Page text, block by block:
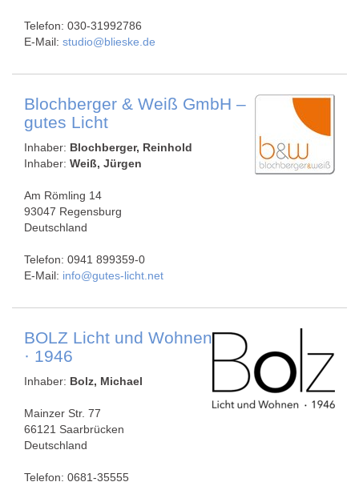
Telefon: 030-31992786
E-Mail: studio@blieske.de
Blochberger & Weiß GmbH –
gutes Licht
Inhaber: Blochberger, Reinhold
Inhaber: Weiß, Jürgen
Am Römling 14
93047 Regensburg
Deutschland
Telefon: 0941 899359-0
E-Mail: info@gutes-licht.net
BOLZ Licht und Wohnen
· 1946
Inhaber: Bolz, Michael
Mainzer Str. 77
66121 Saarbrücken
Deutschland
Telefon: 0681-35555